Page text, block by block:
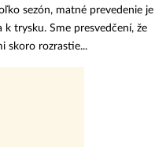
sezón, matné prevedenie je
trysku. Sme presvedčení, že
skoro rozrastie...